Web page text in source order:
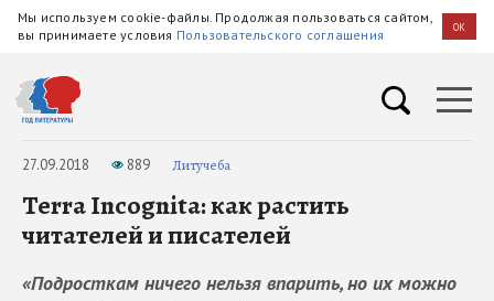
Мы используем cookie-файлы. Продолжая пользоваться сайтом,
вы принимаете условия Пользовательского соглашения OK
27.09.2018 889 Литучеба
Terra Incognita: как растить
читателей и писателей
«Подросткам ничего нельзя впарить, но их можно